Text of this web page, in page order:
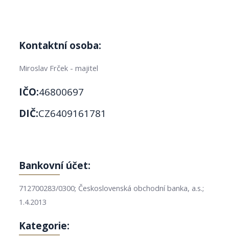
Kontaktní osoba:
Miroslav Frček - majitel
IČO:46800697
DIČ:CZ6409161781
Bankovní účet:
712700283/0300; Československá obchodní banka, a.s.;
1.4.2013
Kategorie: